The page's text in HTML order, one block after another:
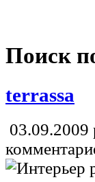
Поиск
terrassa
03.09.2009